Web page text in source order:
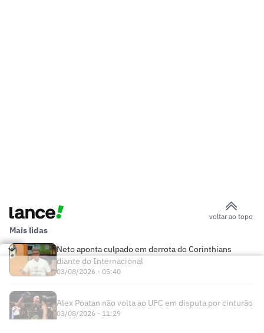
voltar ao topo
Mais lidas
Neto aponta culpado em derrota do Corinthians
diante do Internacional
03/08/2026 - 05:40
Alex Poatan não volta ao UFC em disputa por cinturão
03/08/2026 - 11:29